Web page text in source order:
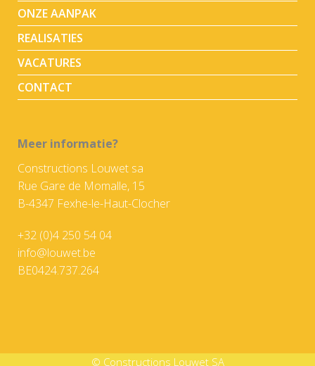
ONZE AANPAK
REALISATIES
VACATURES
CONTACT
Meer informatie?
Constructions Louwet sa
Rue Gare de Momalle, 15
B-4347 Fexhe-le-Haut-Clocher
+32 (0)4 250 54 04
info@louwet.be
BE0424.737.264
© Constructions Louwet SA